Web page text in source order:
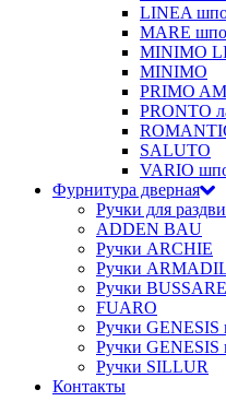
LINEA
MARE
MINIMO
MINIMO
PRIMO
PRONTO
SALUTO
VARIO
Фурнитура дверная
Ручки для
ADDEN BAU
Ручки ARCHIE
Ручки
Ручки BUSSARE
FUARO
Ручки GENESIS
Ручки GENESIS
Ручки SILLUR
Контакты